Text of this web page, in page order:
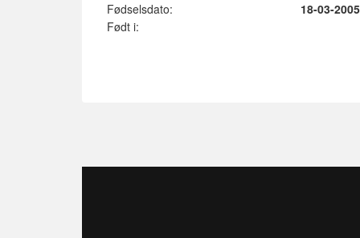
Fødselsdato:
18-03-2005
Født i: